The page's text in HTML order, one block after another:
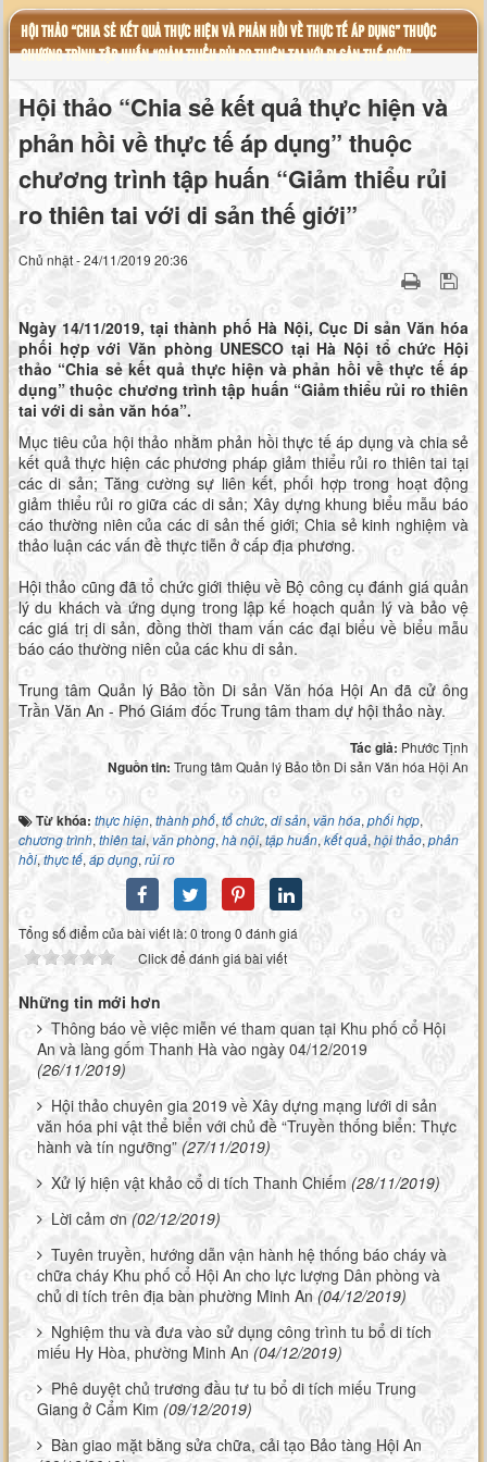
HỘI THẢO “CHIA SẺ KẾT QUẢ THỰC HIỆN VÀ PHẢN HỒI VỀ THỰC TẾ ÁP DỤNG” THUỘC
CHƯƠNG TRÌNH TẬP HUẤN “GIẢM THIỂU RỦI RO THIÊN TAI VỚI DI SẢN THẾ GIỚI”
Hội thảo “Chia sẻ kết quả thực hiện và
phản hồi về thực tế áp dụng” thuộc
chương trình tập huấn “Giảm thiểu rủi
ro thiên tai với di sản thế giới”
Chủ nhật - 24/11/2019 20:36
Ngày 14/11/2019, tại thành phố Hà Nội, Cục Di sản Văn hóa
phối hợp với Văn phòng UNESCO tại Hà Nội tổ chức Hội
thảo “Chia sẻ kết quả thực hiện và phản hồi về thực tế áp
dụng” thuộc chương trình tập huấn “Giảm thiểu rủi ro thiên
tai với di sản văn hóa”.
Mục tiêu của hội thảo nhằm phản hồi thực tế áp dụng và chia sẻ
kết quả thực hiện các phương pháp giảm thiểu rủi ro thiên tai tại
các di sản; Tăng cường sự liên kết, phối hợp trong hoạt động
giảm thiểu rủi ro giữa các di sản; Xây dựng khung biểu mẫu báo
cáo thường niên của các di sản thế giới; Chia sẻ kinh nghiệm và
thảo luận các vấn đề thực tiễn ở cấp địa phương.
Hội thảo cũng đã tổ chức giới thiệu về Bộ công cụ đánh giá quản
lý du khách và ứng dụng trong lập kế hoạch quản lý và bảo vệ
các giá trị di sản, đồng thời tham vấn các đại biểu về biểu mẫu
báo cáo thường niên của các khu di sản.
Trung tâm Quản lý Bảo tồn Di sản Văn hóa Hội An đã cử ông
Trần Văn An - Phó Giám đốc Trung tâm tham dự hội thảo này.
Tác giả: Phước Tịnh
Nguồn tin: Trung tâm Quản lý Bảo tồn Di sản Văn hóa Hội An
Từ khóa: thực hiện, thành phố, tổ chức, di sản, văn hóa, phối hợp,
chương trình, thiên tai,văn phòng, hà nội,tập huấn,kết quả, hội thảo, phản
hồi,thực tế, áp dụng,rủi ro
Tổng số điểm của bài viết là: 0 trong 0 đánh giá
Click để đánh giá bài viết
Những tin mới hơn
Thông báo về việc miễn vé tham quan tại Khu phố cổ Hội
An và làng gốm Thanh Hà vào ngày 04/12/2019
(26/11/2019)
Hội thảo chuyên gia 2019 về Xây dựng mạng lưới di sản
văn hóa phi vật thể biển với chủ đề “Truyền thống biển: Thực
hành và tín ngưỡng” (27/11/2019)
Xử lý hiện vật khảo cổ di tích Thanh Chiếm (28/11/2019)
Lời cảm ơn (02/12/2019)
Tuyên truyền, hướng dẫn vận hành hệ thống báo cháy và
chữa cháy Khu phố cổ Hội An cho lực lượng Dân phòng và
chủ di tích trên địa bàn phường Minh An (04/12/2019)
Nghiệm thu và đưa vào sử dụng công trình tu bổ di tích
miếu Hy Hòa, phường Minh An (04/12/2019)
Phê duyệt chủ trương đầu tư tu bổ di tích miếu Trung
Giang ở Cẩm Kim (09/12/2019)
Bàn giao mặt bằng sửa chữa, cải tạo Bảo tàng Hội An